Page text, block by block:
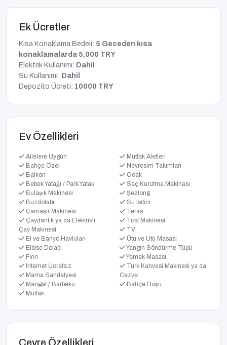
Ek Ücretler
Kısa Konaklama Bedeli: 5 Geceden kısa
konaklamalarda 5,000 TRY
Elektrik Kullanımı: Dahil
Su Kullanımı: Dahil
Depozito Ücreti: 10000 TRY
Ev Özellikleri
Ailelere Uygun
Bahçe Özel
Balkon
Bebek Yatağı / Park Yatak
Bulaşık Makinesi
Buzdolabı
Çamaşır Makinesi
Çaydanlık ya da Elektrikli
Çay Makinesi
El ve Banyo Havluları
Elbise Dolabı
Fırın
Internet Ücretsiz
Mama Sandalyesi
Mangal / Barbekü
Mutfak
Mutfak Aletleri
Nevresim Takımları
Ocak
Saç Kurutma Makinası
Şezlong
Su Isıtıcı
Teras
Tost Makinesi
TV
Ütü ve Utü Masası
Yangın Söndürme Tüpü
Yemek Masası
Türk Kahvesi Makinesi ya da
Cezve
Bahçe Duşu
Çevre Özellikleri